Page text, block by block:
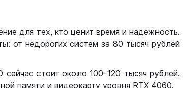
для тех, кто ценит время и надежность.
от недорогих систем за 80 тысяч рублей
стоит около 100–120 тысяч рублей.
памяти и видеокарту уровня RTX 4060.